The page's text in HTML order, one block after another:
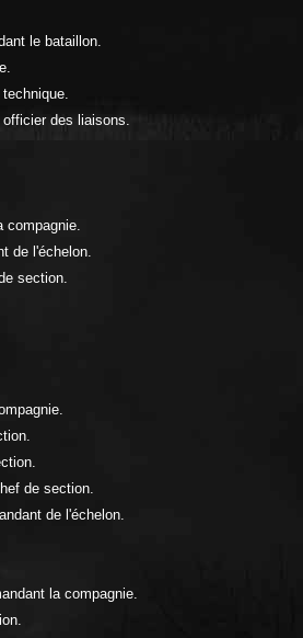
le bataillon.
des liaisons.
compagnie.
de l'échelon.
section.
de section.
de l'échelon.
la compagnie.